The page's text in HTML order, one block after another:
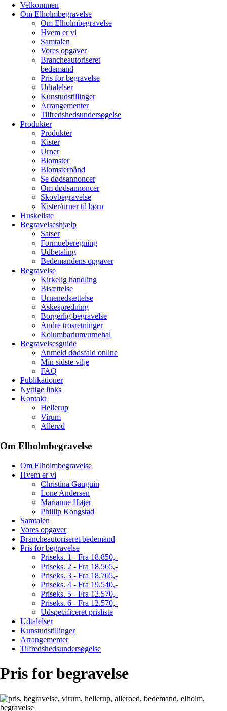
Velkommen
Om Elholmbegravelse
Om Elholmbegravelse
Hvem er vi
Samtalen
Vores opgaver
Brancheautoriseret
bedemand
Pris for begravelse
Udtalelser
Kunstudstillinger
Arrangementer
Tilfredshedsundersøgelse
Produkter
Produkter
Kister
Urner
Blomster
Blomsterbånd
Se dødsannoncer
Om dødsannoncer
Skovbegravelse
Kister/urner til børn
Huskeliste
Begravelseshjælp
Satser
Formueberegning
Udbetaling
Bedemandens opgaver
Begravelse
Kirkelig handling
Bisættelse
Urnenedsættelse
Askespredning
Borgerlig begravelse
Andre trosretninger
Kolumbarium/urnehal
Begravelsesguide
Anmeld dødsfald online
Min sidste vilje
FAQ
Publikationer
Nyttige links
Kontakt
Hellerup
Virum
Allerød
Om Elholmbegravelse
Om Elholmbegravelse
Hvem er vi
Christina Gauguin
Lone Andersen
Marianne Højer
Phillip Kongstad
Samtalen
Vores opgaver
Brancheautoriseret bedemand
Pris for begravelse
Priseks. 1 - Fra 18.850,-
Priseks. 2 - Fra 18.565,-
Priseks. 3 - Fra 18.765,-
Priseks. 4 - Fra 19.540,-
Priseks. 5 - Fra 12.570,-
Priseks. 6 - Fra 12.570,-
Udspecificeret prisliste
Udtalelser
Kunstudstillinger
Arrangementer
Tilfredshedsundersøgelse
Pris for begravelse